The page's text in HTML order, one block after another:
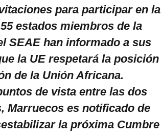
para participar en la
estados miembros de la
SEAE han informado a sus
la UE respetará la posición
de la Unión Africana.
de vista entre las dos
Marruecos es notificado de
la próxima Cumbre